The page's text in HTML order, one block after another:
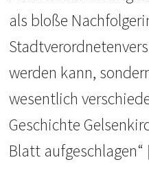
als bloße
werden kann,
wesentlich
Geschichte
Blatt aufgeschlagen“